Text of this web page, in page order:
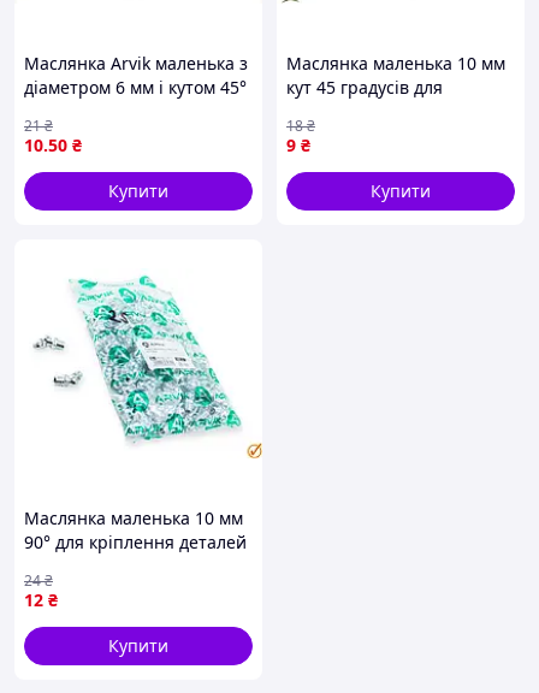
Маслянка Arvik маленька з
діаметром 6 мм і кутом 45°
зручного використання
10.50 ₴
21₴
Купити
Маслянка маленька 10 мм
кут 45 градусів для
штук в пакованні Arvik
9 ₴
18₴
Купити
Маслянка маленька 10 мм
90° для кріплення деталей
промисловості
12 ₴
24₴
Купити